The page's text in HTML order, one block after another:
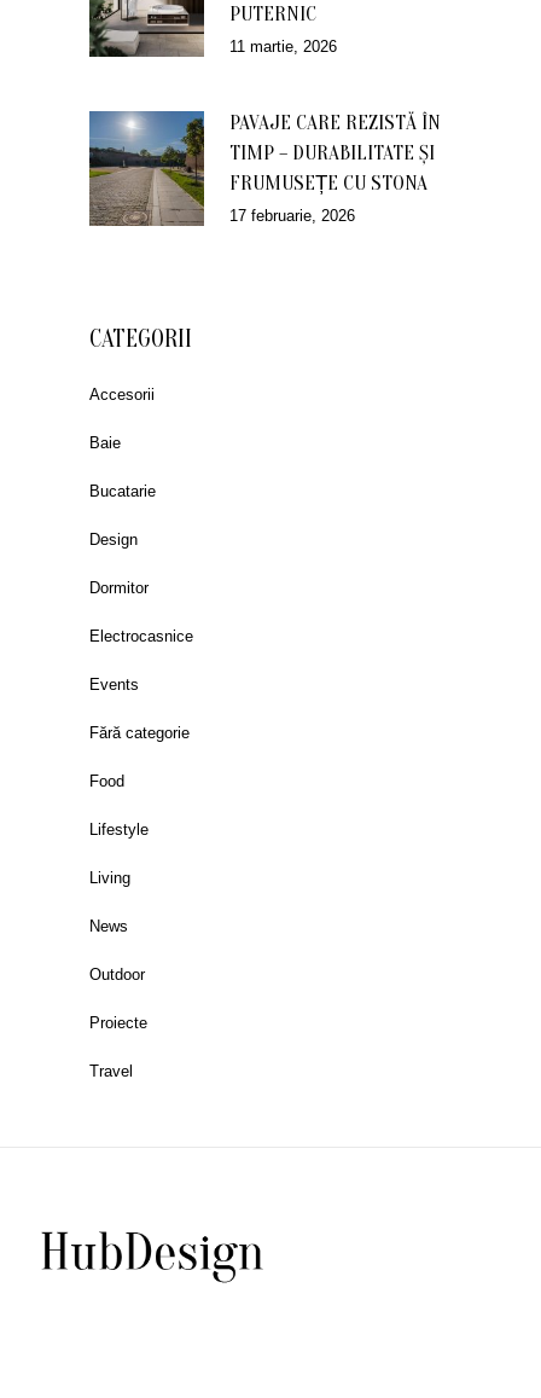
PUTERNIC
11 martie, 2026
PAVAJE CARE REZISTĂ ÎN
TIMP – DURABILITATE ȘI
FRUMUSEȚE CU STONA
17 februarie, 2026
CATEGORII
Accesorii
Baie
Bucatarie
Design
Dormitor
Electrocasnice
Events
Fără categorie
Food
Lifestyle
Living
News
Outdoor
Proiecte
Travel